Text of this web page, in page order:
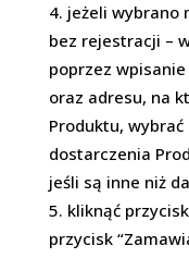
jeżeli wybrano
bez rejestracji –
poprzez
oraz adresu, na
Produktu, wybrać
dostarczenia
jeśli są inne niż
kliknąć
przycisk